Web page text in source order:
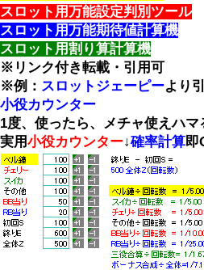
スロット用万能設定判別ツール
スロット用万能期待値計算機
スロット用割り算計算機
※リンク付き転載・引用可
※例： スロットジェーピーより
小役カウンター
1度、使ったら、メチャ使えハマ
実用小役カウンター↓確率計算即